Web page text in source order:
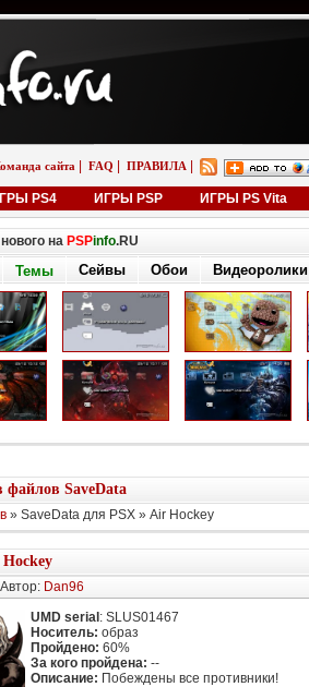
сайта FAQ ПРАВИЛА
PS4 ИГРЫ PSP ИГРЫ PS Vita
на PSPinfo.RU
Темы Сейвы Обои Видеоролики
файлов SaveData
» SaveData для PSX » Air Hockey
Dan96
UMD serial : SLUS01467
Носитель: образ
Пройдено: 60%
За кого пройдена: --
Описание: Побеждены все противники!